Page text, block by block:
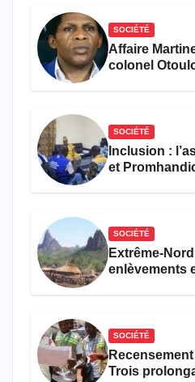
SOCIÉTÉ
Affaire
colonel
SOCIÉTÉ
Inclusion :
et
SOCIÉTÉ
Extrême-
enlèvements
SOCIÉTÉ
Trois